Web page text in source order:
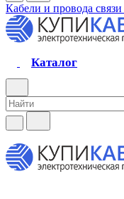
Кабели и провода связи
Каталог